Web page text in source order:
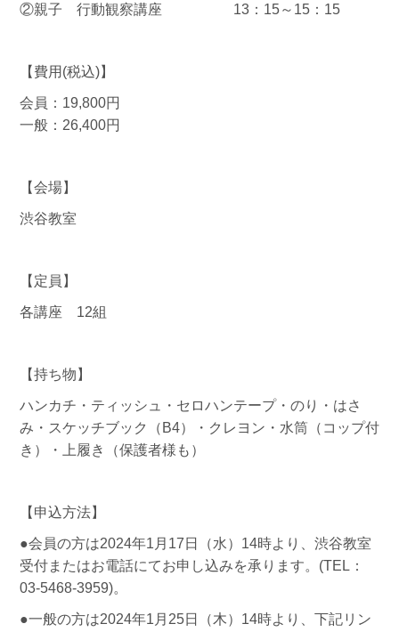
②親子 行動観察講座 13：15～15：15
【費用(税込)】
会員：19,800円
一般：26,400円
【会場】
渋谷教室
【定員】
各講座 12組
【持ち物】
ハンカチ・ティッシュ・セロハンテープ・のり・はさ
み・スケッチブック（B4）・クレヨン・水筒（コップ付
き）・上履き（保護者様も）
【申込方法】
●会員の方は2024年1月17日（水）14時より、渋谷教室
受付またはお電話にてお申し込みを承ります。(TEL：
03-5468-3959)。
●一般の方は2024年1月25日（木）14時より、下記リン